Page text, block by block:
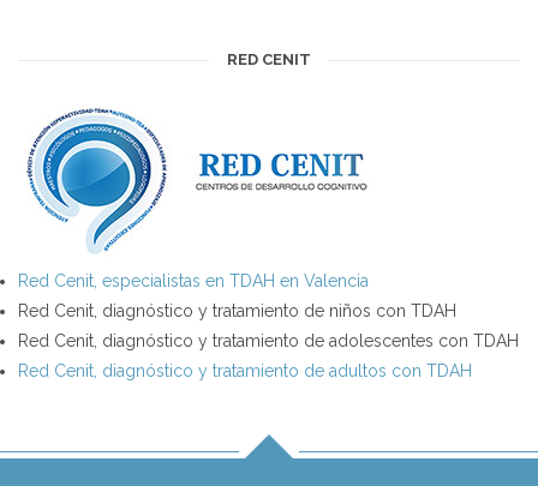
RED CENIT
Red Cenit, especialistas en TDAH en Valencia
Red Cenit, diagnóstico y tratamiento de niños con TDAH
Red Cenit, diagnóstico y tratamiento de adolescentes con TDAH
Red Cenit, diagnóstico y tratamiento de adultos con TDAH